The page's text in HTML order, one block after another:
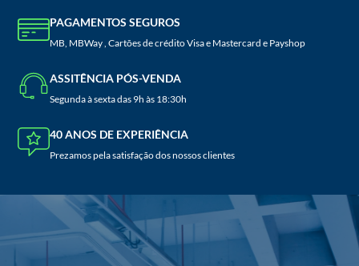
PAGAMENTOS SEGUROS
MB, MBWay , Cartões de crédito Visa e Mastercard e Payshop
ASSITÊNCIA PÓS-VENDA
Segunda à sexta das 9h às 18:30h
40 ANOS DE EXPERIÊNCIA
Prezamos pela satisfação dos nossos clientes